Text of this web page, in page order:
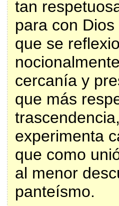
tan
para con
que se
cercanía y
que más
experimenta
que como
al menor
panteísmo.